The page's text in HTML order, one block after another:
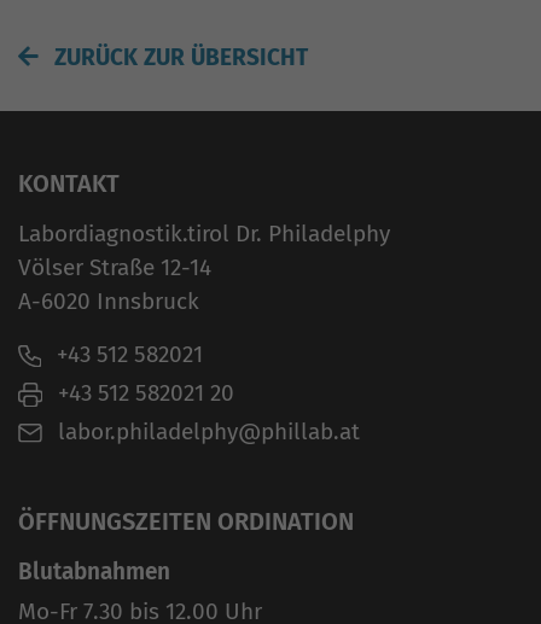
ZURÜCK ZUR ÜBERSICHT
KONTAKT
Labordiagnostik.tirol Dr. Philadelphy
Völser Straße 12-14
A-6020 Innsbruck
+43 512 582021
+43 512 582021 20
labor.philadelphy@phillab.at
ÖFFNUNGSZEITEN ORDINATION
Blutabnahmen
Mo-Fr 7.30 bis 12.00 Uhr